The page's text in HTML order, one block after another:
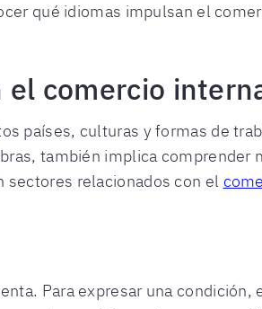
qué idiomas impulsan el
el comercio
países, culturas y formas de
también implica comprender
sectores relacionados con el
Para expresar una